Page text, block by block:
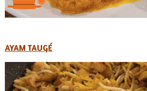
AYAM TAUGÉ